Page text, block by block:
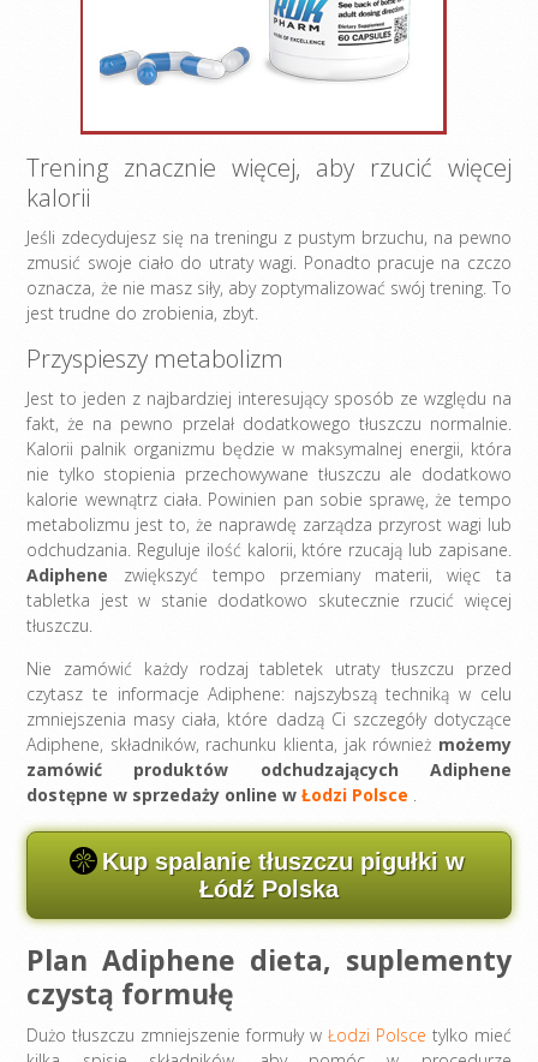
Trening znacznie więcej, aby rzucić więcej
kalorii
Jeśli zdecydujesz się na treningu z pustym brzuchu, na pewno
zmusić swoje ciało do utraty wagi. Ponadto pracuje na czczo
oznacza, że ​​nie masz siły, aby zoptymalizować swój trening. To
jest trudne do zrobienia, zbyt.
Przyspieszy metabolizm
Jest to jeden z najbardziej interesujący sposób ze względu na
fakt, że na pewno przelał dodatkowego tłuszczu normalnie.
Kalorii palnik organizmu będzie w maksymalnej energii, która
nie tylko stopienia przechowywane tłuszczu ale dodatkowo
kalorie wewnątrz ciała. Powinien pan sobie sprawę, że tempo
metabolizmu jest to, że naprawdę zarządza przyrost wagi lub
odchudzania. Reguluje ilość kalorii, które rzucają lub zapisane.
Adiphene zwiększyć tempo przemiany materii, więc ta
tabletka jest w stanie dodatkowo skutecznie rzucić więcej
tłuszczu.
Nie zamówić każdy rodzaj tabletek utraty tłuszczu przed
czytasz te informacje Adiphene: najszybszą techniką w celu
zmniejszenia masy ciała, które dadzą Ci szczegóły dotyczące
Adiphene, składników, rachunku klienta, jak również możemy
zamówić produktów odchudzających Adiphene
dostępne w sprzedaży online wŁodzi Polsce .
Kup spalanie tłuszczu pigułki w
Łódź Polska
Plan Adiphene dieta, suplementy
czystą formułę
Dużo tłuszczu zmniejszenie formuły w Łodzi Polsce tylko mieć